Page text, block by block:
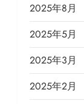
2025年8月
2025年5月
2025年3月
2025年2月